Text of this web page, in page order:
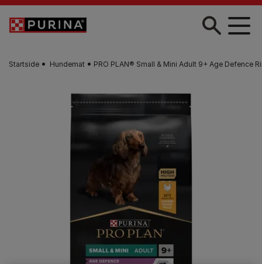
Skip to main content
Startside Hundemat PRO PLAN® Small & Mini Adult 9+ Age Defence